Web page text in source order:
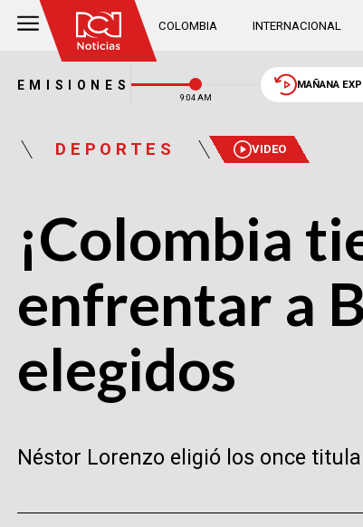
COLOMBIA INTERNACIONAL
EMISIONES
9:04 AM
MAÑANA
DEPORTES VIDEO
¡Colombia
enfrentar a
elegidos
Néstor Lorenzo eligió los once